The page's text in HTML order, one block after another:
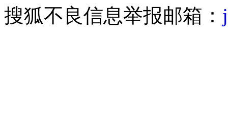
搜狐不良信息举报邮箱：